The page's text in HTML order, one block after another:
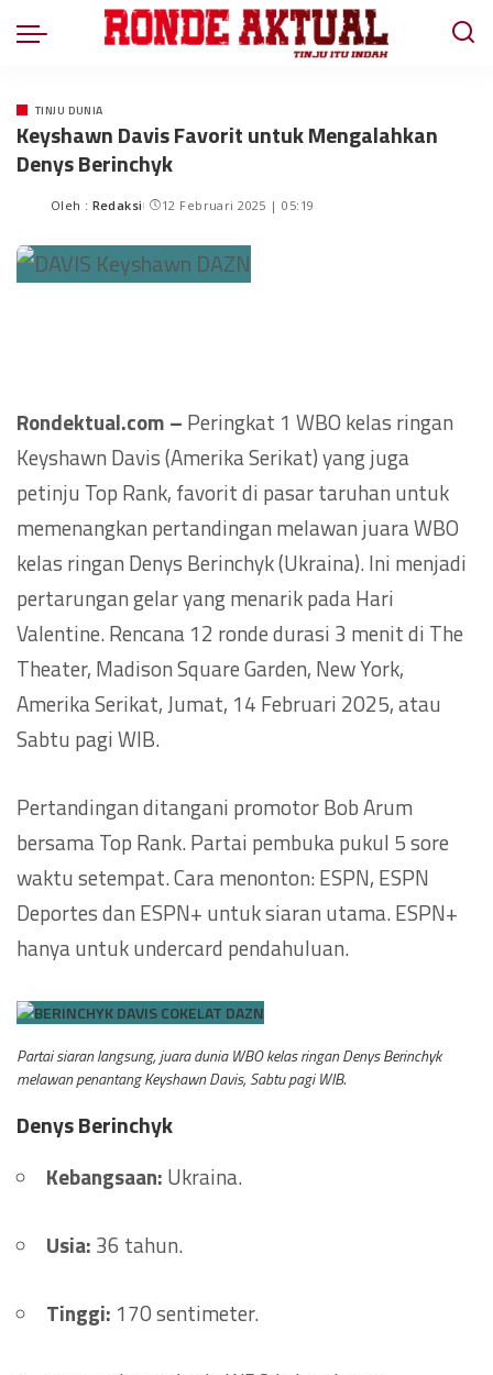
TINJU DUNIA
Keyshawn Davis Favorit untuk Mengalahkan
Denys Berinchyk
Oleh : Redaksi 12 Februari 2025 | 05:19
Rondektual.com – Peringkat 1 WBO kelas ringan
Keyshawn Davis (Amerika Serikat) yang juga
petinju Top Rank, favorit di pasar taruhan untuk
memenangkan pertandingan melawan juara WBO
kelas ringan Denys Berinchyk (Ukraina). Ini menjadi
pertarungan gelar yang menarik pada Hari
Valentine. Rencana 12 ronde durasi 3 menit di The
Theater, Madison Square Garden, New York,
Amerika Serikat, Jumat, 14 Februari 2025, atau
Sabtu pagi WIB.
Pertandingan ditangani promotor Bob Arum
bersama Top Rank. Partai pembuka pukul 5 sore
waktu setempat. Cara menonton: ESPN, ESPN
Deportes dan ESPN+ untuk siaran utama. ESPN+
hanya untuk undercard pendahuluan.
Partai siaran langsung, juara dunia WBO kelas ringan Denys Berinchyk
melawan penantang Keyshawn Davis, Sabtu pagi WIB.
Denys Berinchyk
Kebangsaan: Ukraina.
Usia: 36 tahun.
Tinggi: 170 sentimeter.